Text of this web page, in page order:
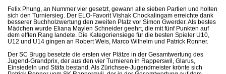
Felix Phung, an Nummer vier gesetzt, gewann alle sieben Partien und holten
sich den Turniersieg. Der ELO-Favorit Vishak Chockalingam erreichte dank
besserer Buchholzwertung den zweiten Platz vor Simon Gwerder. Als bestes
Mädchen wurde Eliana Maylen Schneider geehrt, die mit fünf Punkten auf
dem elften Rang landete. Die Kategoriensiege für die besten Spieler U10,
U12 und U14 gingen an Robert Weis, Marco Wilhelm und Patrick Ronner.
Der SC Brugg besetzte die ersten vier Plätze in der Gesamtwertung des
Jugend-Grandprix, der aus den vier Turnieren in Rapperswil, Glarus,
Einsiedeln und Stäfa bestand. Als Zürichsee-Jugendmeister krönte sich